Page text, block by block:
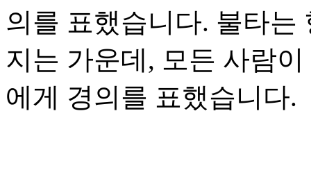
의를 표했습니다. 불타는
지는 가운데, 모든 사람
에게 경의를 표했습니다.